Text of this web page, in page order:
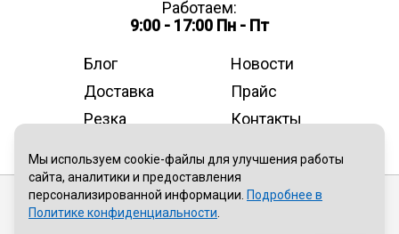
Работаем:
9:00 - 17:00 Пн - Пт
Блог
Новости
Доставка
Прайс
Резка
Контакты
Публичная оферта
Мы используем cookie-файлы для улучшения работы
сайта, аналитики и предоставления
персонализированной информации. Подробнее в
Политике конфиденциальности